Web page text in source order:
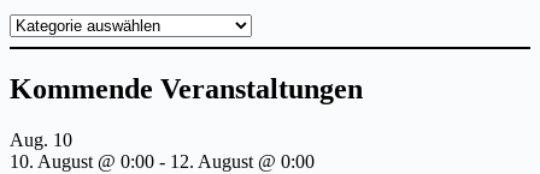
Kategorien
Kommende Veranstaltungen
Aug. 10
10. August @ 0:00 - 12. August @ 0:00